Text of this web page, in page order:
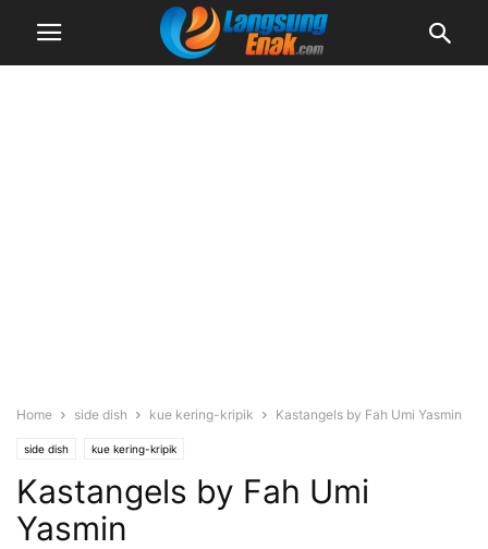
Home side dish kue kering-kripik Kastangels by Fah Umi Yasmin
side dish kue kering-kripik
Kastangels by Fah Umi
Yasmin